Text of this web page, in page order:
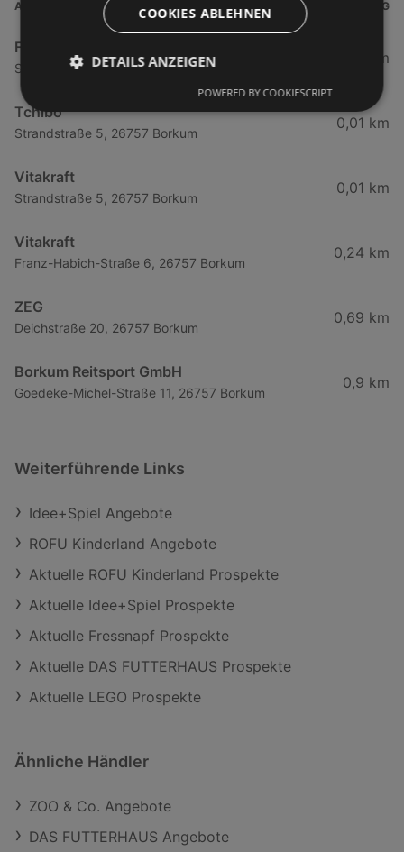
ADRESSE ENTFERNUNG
Frischemarkt Strandstr.
Strandstraße 5, 26757 Borkum
0,01 km
Tchibo
Strandstraße 5, 26757 Borkum
0,01 km
Vitakraft
Strandstraße 5, 26757 Borkum
0,01 km
Vitakraft
Franz-Habich-Straße 6, 26757 Borkum
0,24 km
ZEG
Deichstraße 20, 26757 Borkum
0,69 km
Borkum Reitsport GmbH
Goedeke-Michel-Straße 11, 26757 Borkum
0,9 km
Weiterführende Links
Idee+Spiel Angebote
ROFU Kinderland Angebote
Aktuelle ROFU Kinderland Prospekte
Aktuelle Idee+Spiel Prospekte
Aktuelle Fressnapf Prospekte
Aktuelle DAS FUTTERHAUS Prospekte
Aktuelle LEGO Prospekte
Ähnliche Händler
ZOO & Co. Angebote
DAS FUTTERHAUS Angebote
COOKIES ABLEHNEN
DETAILS ANZEIGEN
POWERED BY COOKIESCRIPT